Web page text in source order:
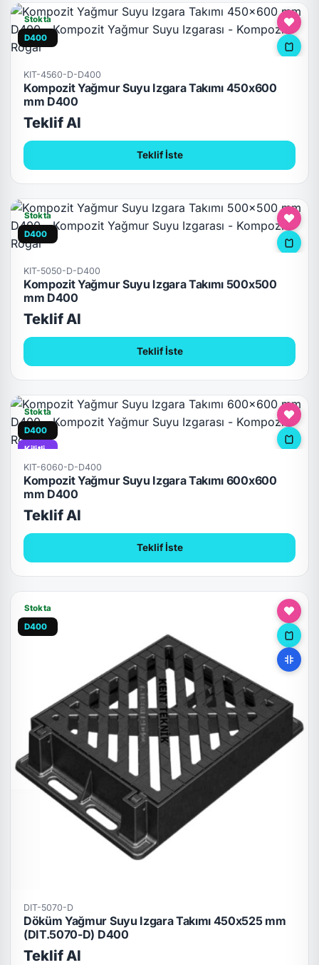
Stokta
D400
KIT-4560-D-D400
Kompozit Yağmur Suyu Izgara Takımı 450x600
mm D400
Teklif Al
Teklif İste
Stokta
D400
KIT-5050-D-D400
Kompozit Yağmur Suyu Izgara Takımı 500x500
mm D400
Teklif Al
Teklif İste
Stokta
D400
Kilitli
KIT-6060-D-D400
Kompozit Yağmur Suyu Izgara Takımı 600x600
mm D400
Teklif Al
Teklif İste
Stokta
D400
DIT-5070-D
Döküm Yağmur Suyu Izgara Takımı 450x525 mm
(DIT.5070-D) D400
Teklif Al